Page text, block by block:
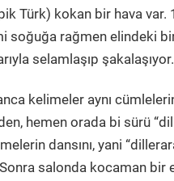
Türk) kokan bir hava var.
soğuğa rağmen elindeki
selamlaşıp şakalaşıyor.
kelimeler aynı
hemen orada bi sürü
dansını, yani
salonda kocaman bir